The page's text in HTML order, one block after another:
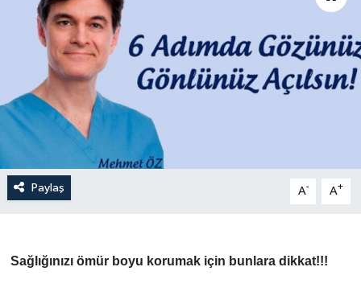
Paylaş A- A+
Sağlığınızı ömür boyu korumak için bunlara dikkat!!!